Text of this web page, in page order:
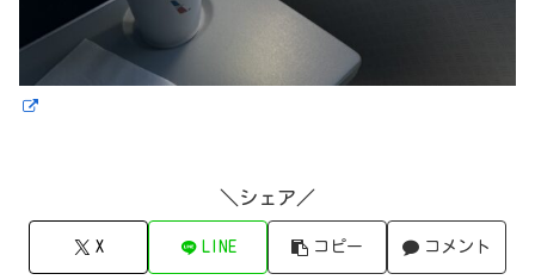
＼シェア／
X LINE コピー コメント